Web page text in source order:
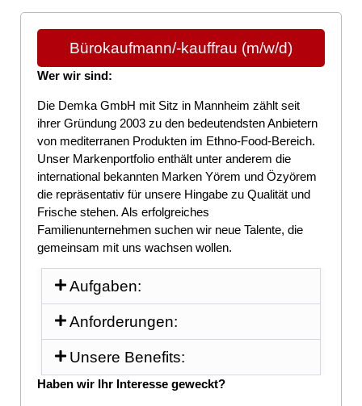
Bürokaufmann/-kauffrau (m/w/d)
Wer wir sind:
Die Demka GmbH mit Sitz in Mannheim zählt seit
ihrer Gründung 2003 zu den bedeutendsten Anbietern
von mediterranen Produkten im Ethno-Food-Bereich.
Unser Markenportfolio enthält unter anderem die
international bekannten Marken Yörem und Özyörem
die repräsentativ für unsere Hingabe zu Qualität und
Frische stehen. Als erfolgreiches
Familienunternehmen suchen wir neue Talente, die
gemeinsam mit uns wachsen wollen.
Aufgaben:
Anforderungen:
Unsere Benefits:
Haben wir Ihr Interesse geweckt?